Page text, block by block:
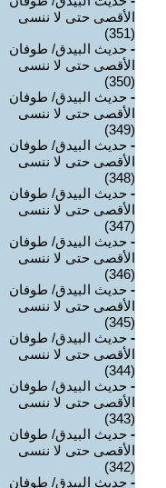
الأقصى حتى لا ننسى
(351)
- حديث البيدق/ طوفان
الأقصى حتى لا ننسى
(350)
- حديث البيدق/ طوفان
الأقصى حتى لا ننسى
(349)
- حديث البيدق/ طوفان
الأقصى حتى لا ننسى
(348)
- حديث البيدق/ طوفان
الأقصى حتى لا ننسى
(347)
- حديث البيدق/ طوفان
الأقصى حتى لا ننسى
(346)
- حديث البيدق/ طوفان
الأقصى حتى لا ننسى
(345)
- حديث البيدق/ طوفان
الأقصى حتى لا ننسى
(344)
- حديث البيدق/ طوفان
الأقصى حتى لا ننسى
(343)
- حديث البيدق/ طوفان
الأقصى حتى لا ننسى
(342)
- حديث البيدق/ طوفان